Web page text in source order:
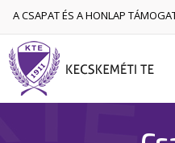
A CSAPAT ÉS A HONLAP